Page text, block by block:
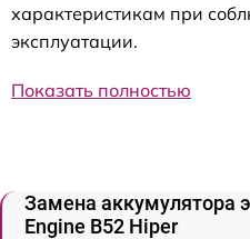
характеристикам при
эксплуатации.
Показать полностью
Замена аккумулятора
Engine B52 Hiper